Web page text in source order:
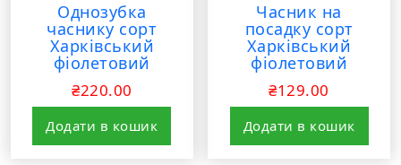
Однозубка
часнику сорт
Харківський
фіолетовий
₴220.00
Додати в кошик
Часник на
посадку сорт
Харківський
фіолетовий
₴129.00
Додати в кошик